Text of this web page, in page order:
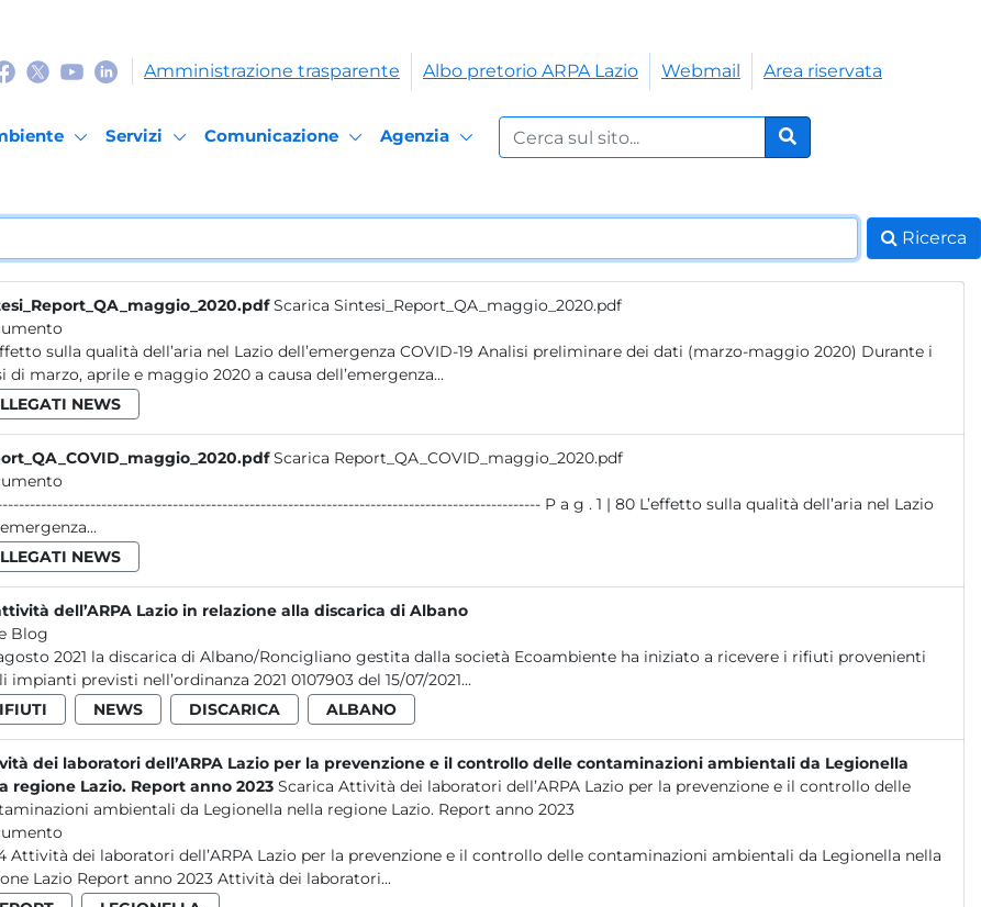
Amministrazione trasparente Albo pretorio ARPA Lazio Webmail Area riservata
Servizi Comunicazione Agenzia
Cerca nel sito:
Cerca
Ricerca
Scarica Sintesi_Report_QA_maggio_2020.pdf
di marzo, aprile e maggio 2020 a causa dell’emergenza...
NEWS
Scarica Report_QA_COVID_maggio_2020.pdf
P a g . 1 | 80 L’effetto sulla qualità dell’aria nel Lazio
NEWS
dell’ARPA Lazio in relazione alla discarica di Albano
Blog
2021 la discarica di Albano/Roncigliano gestita dalla società Ecoambiente ha iniziato a ricevere i rifiuti provenienti
impianti previsti nell’ordinanza 2021 0107903 del 15/07/2021...
NEWS DISCARICA ALBANO
dei laboratori dell’ARPA Lazio per la prevenzione e il controllo delle contaminazioni ambientali da Legionella
regione Lazio. Report anno 2023 Scarica Attività dei laboratori dell’ARPA Lazio per la prevenzione e il controllo delle
ambientali da Legionella nella regione Lazio. Report anno 2023
nella
regione Lazio Report anno 2023 Attività dei laboratori...